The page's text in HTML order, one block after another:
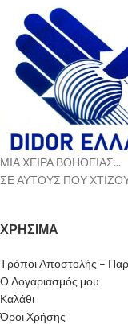
Πλάτος : 50 cm
Πάχος : 27 mm *
στο δέμα .
Οι τρικολλητοί ξυλότυποι
πολλαπλών χρήσεων,
χωρίς να χάνουν τη
αντοχή, αφήνει τέλεια
επιφάνεια (πλανισμένος),
στρεβλώνει (σταυρωτά
και σε συνδυασμό με τα
καλουπώματος παρέχει
ΜΙΑ ΧΕΙΡΑ ΒΟΗΘΕΙΑΣ...
ΣΕ ΑΥΤΟΥΣ ΠΟΥ
ΧΡΗΣΙΜΑ
Τρόποι Αποστολής –
Ο Λογαριασμός μου
Καλάθι
Όροι Χρήσης